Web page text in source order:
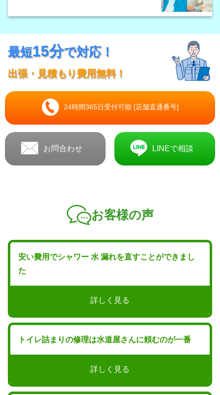
最短15分で対応！
出張・見積もり費用無料！
24時間365日受付可能 [店舗直通番号]
お問合わせ LINEで相談
お客様の声
安い費用でシャワー 水 漏れを直すことができまし
た
詳しく見る
トイレ詰まりの修理は水道屋さんに頼むのが一番
詳しく見る